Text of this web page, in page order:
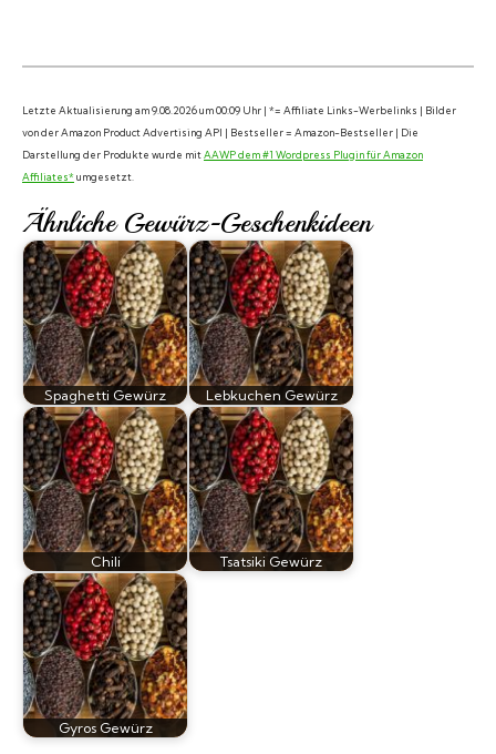
Letzte Aktualisierung am 9.08.2026 um 00:09 Uhr | *= Affiliate Links-Werbelinks | Bilder
von der Amazon Product Advertising API | Bestseller = Amazon-Bestseller | Die
Darstellung der Produkte wurde mitAAWP dem #1 Wordpress Plugin für Amazon
Affiliates*umgesetzt.
Ähnliche Gewürz-Geschenkideen
Spaghetti Gewürz Lebkuchen Gewürz
Chili Tsatsiki Gewürz
Gyros Gewürz